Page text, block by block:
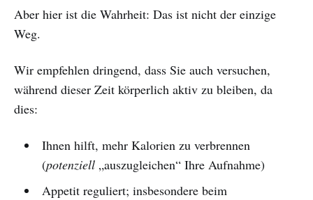
Aber hier ist die Wahrheit: Das ist nicht der einzige
Weg.
Wir empfehlen dringend, dass Sie auch versuchen,
während dieser Zeit körperlich aktiv zu bleiben, da
dies:
Ihnen hilft, mehr Kalorien zu verbrennen
(potenziell„auszugleichen“ Ihre Aufnahme)
Appetit reguliert; insbesondere beim